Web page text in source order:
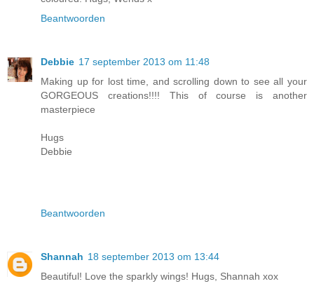
Beantwoorden
Debbie 17 september 2013 om 11:48
Making up for lost time, and scrolling down to see all your
GORGEOUS creations!!!! This of course is another
masterpiece
Hugs
Debbie
Beantwoorden
Shannah 18 september 2013 om 13:44
Beautiful! Love the sparkly wings! Hugs, Shannah xox